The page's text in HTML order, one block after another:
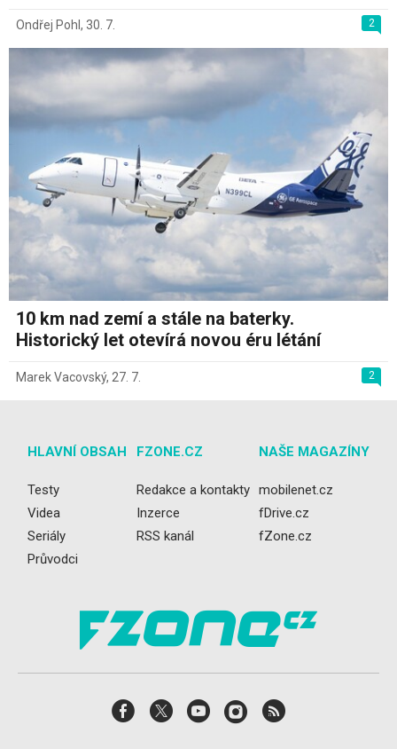
2
Ondřej Pohl , 30. 7.
10 km nad zemí a stále na baterky.
Historický let otevírá novou éru létání
2
Marek Vacovský, 27. 7.
HLAVNÍ OBSAH
Testy
Videa
Seriály
Průvodci
FZONE.CZ
Redakce a kontakty
Inzerce
RSS kanál
NAŠE MAGAZÍNY
mobilenet.cz
fDrive.cz
fZone.cz